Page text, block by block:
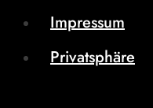
Impressum
Privatsphäre